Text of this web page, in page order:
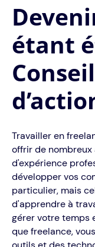
étant
Travailler en
offrir de
d'expérience
développer vos
particulier, mais
d'apprendre à
gérer votre temps
que freelance,